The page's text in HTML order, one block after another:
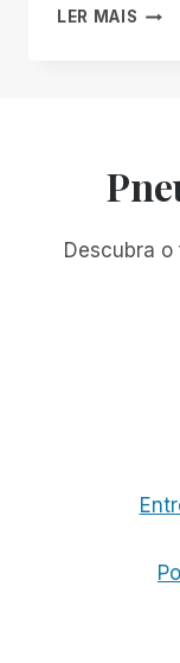
LER MAIS SERO
Descubra